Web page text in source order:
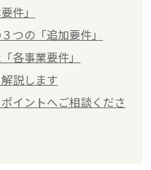
件」
つの「追加要件」
各事業要件」
説します
イントへご相談くださ